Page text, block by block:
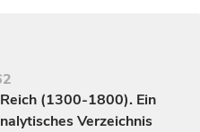
(1300-1800). Ein
Verzeichnis